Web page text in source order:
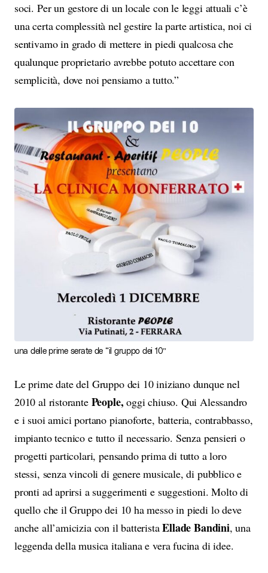
soci. Per un gestore di un locale con le leggi attuali c’è
una certa complessità nel gestire la parte artistica, noi ci
sentivamo in grado di mettere in piedi qualcosa che
qualunque proprietario avrebbe potuto accettare con
semplicità, dove noi pensiamo a tutto.”
una delle prime serate de “il gruppo dei 10”
Le prime date del Gruppo dei 10 iniziano dunque nel
2010 al ristorante People, oggi chiuso. Qui Alessandro
e i suoi amici portano pianoforte, batteria, contrabbasso,
impianto tecnico e tutto il necessario. Senza pensieri o
progetti particolari, pensando prima di tutto a loro
stessi, senza vincoli di genere musicale, di pubblico e
pronti ad aprirsi a suggerimenti e suggestioni. Molto di
quello che il Gruppo dei 10 ha messo in piedi lo deve
anche all’amicizia con il batteristaEllade Bandini, una
leggenda della musica italiana e vera fucina di idee.